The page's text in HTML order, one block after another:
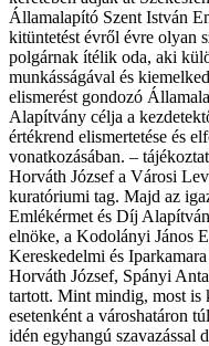
Államalapító Szent István
kitüntetést évről évre olyan
polgárnak ítélik oda, aki
munkásságával és
elismerést gondozó
Alapítvány célja a
értékrend elismertetése és
vonatkozásában. –
Horváth József a Városi
kuratóriumi tag. Majd az
Emlékérmet és Díj
elnöke, a Kodolányi János
Kereskedelmi és
Horváth József, Spányi
tartott. Mint mindig, most is
esetenként a városhatáron
idén egyhangú szavazással